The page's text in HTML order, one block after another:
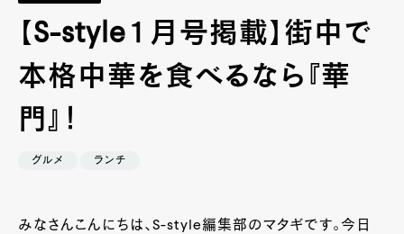
【S-style１月号掲載】街中で
本格中華を食べるなら『華
門』！
グルメ ランチ
みなさんこんにちは、S-style編集部のマタギです。今日